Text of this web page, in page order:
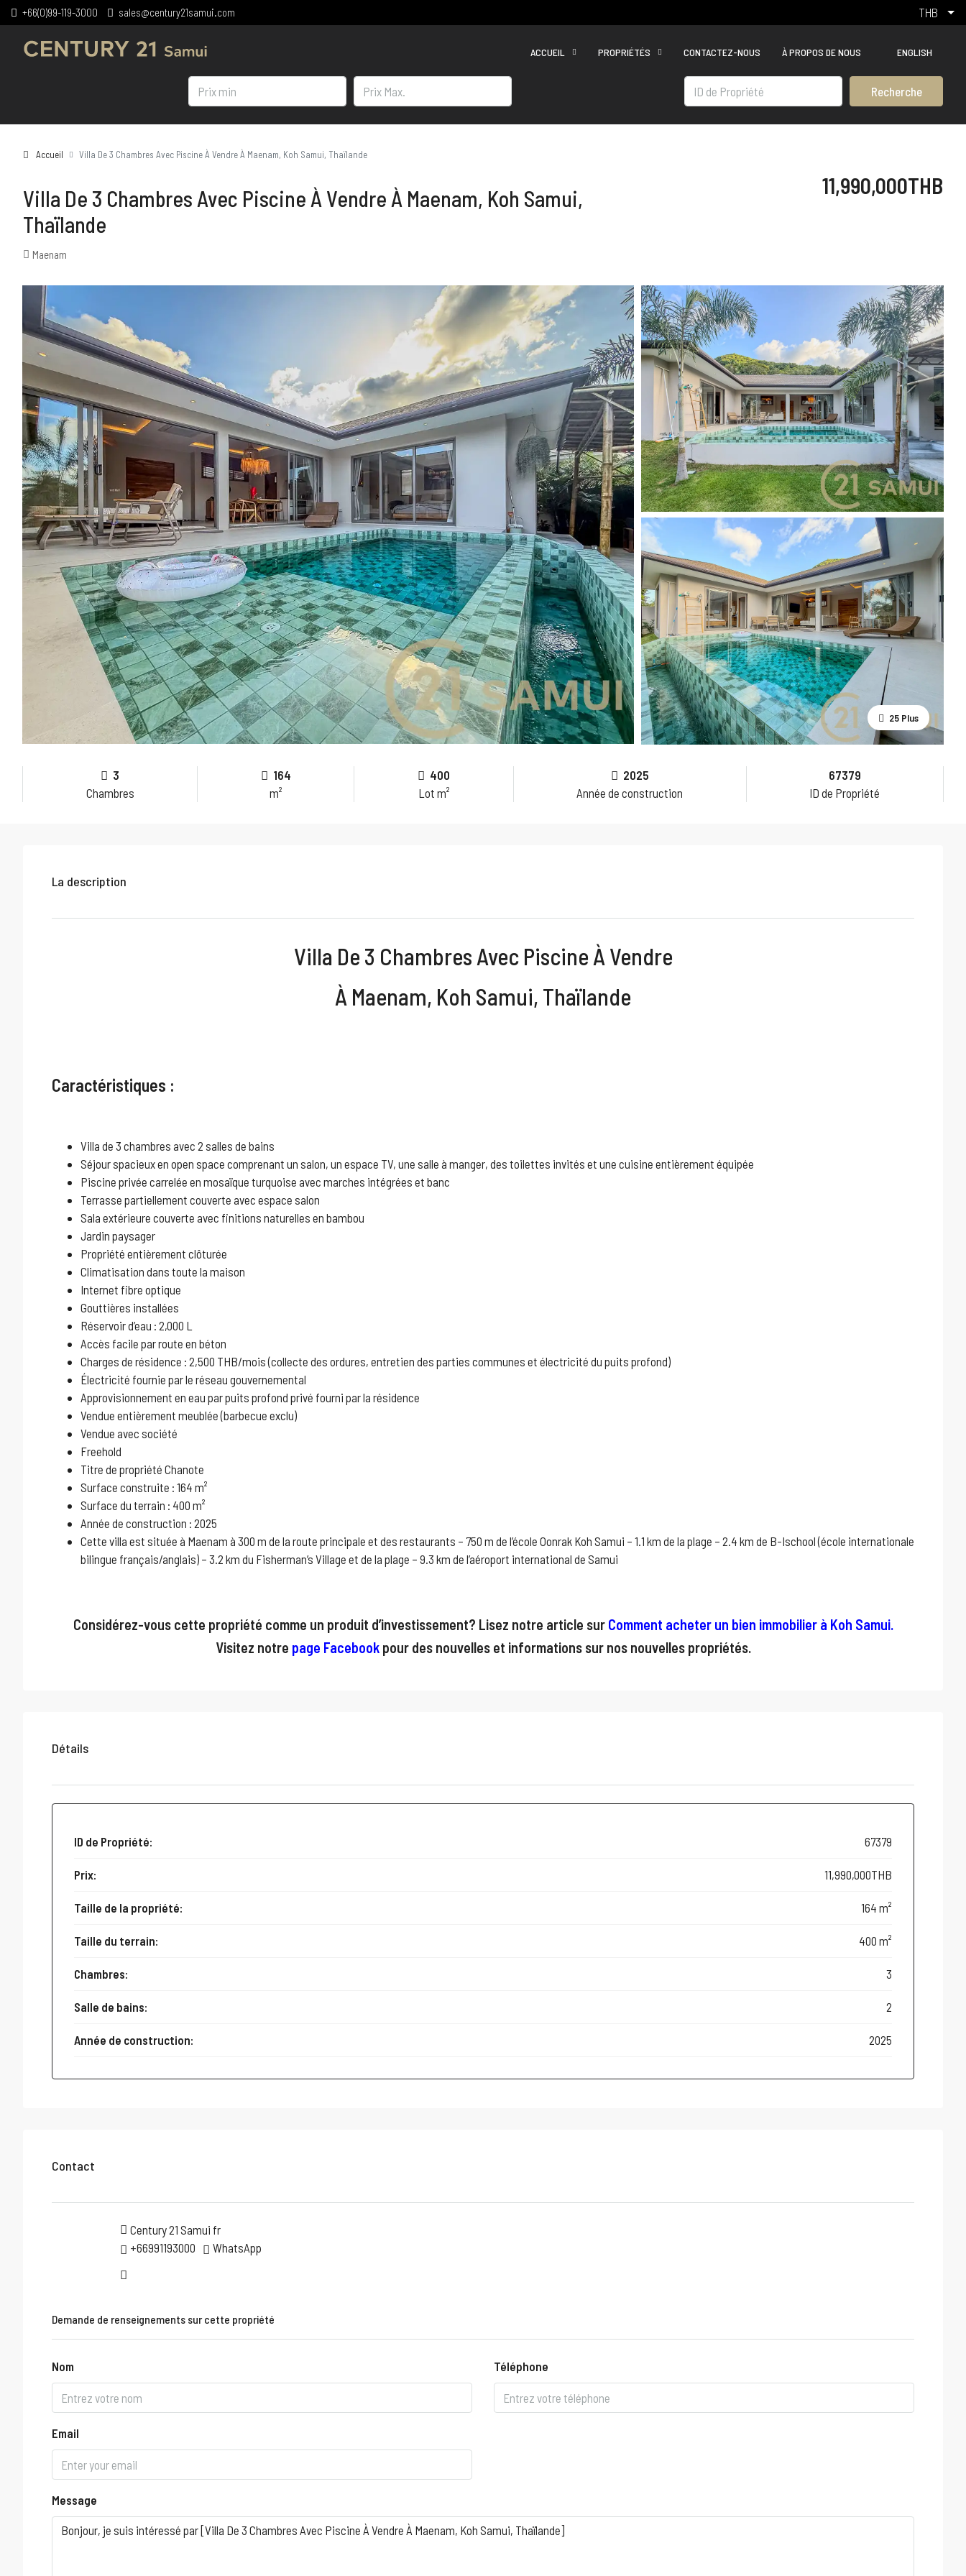
+66(0)99-119-3000 sales@century21samui.com THB
ACCUEIL PROPRIÉTÉS CONTACTEZ-NOUS À PROPOS DE NOUS ENGLISH
Recherche
Accueil Villa De 3 Chambres Avec Piscine À Vendre À Maenam, Koh Samui, Thaïlande
Villa De 3 Chambres Avec Piscine À Vendre À Maenam, Koh Samui,
Thaïlande
11,990,000THB
Maenam
25 Plus
3
Chambres
164
m²
400
Lot m²
2025
Année de construction
67379
ID de Propriété
La description
Villa De 3 Chambres Avec Piscine À Vendre
À Maenam, Koh Samui, Thaïlande
Caractéristiques :
Villa de 3 chambres avec 2 salles de bains
Séjour spacieux en open space comprenant un salon, un espace TV, une salle à manger, des toilettes invités et une cuisine entièrement équipée
Piscine privée carrelée en mosaïque turquoise avec marches intégrées et banc
Terrasse partiellement couverte avec espace salon
Sala extérieure couverte avec finitions naturelles en bambou
Jardin paysager
Propriété entièrement clôturée
Climatisation dans toute la maison
Internet fibre optique
Gouttières installées
Réservoir d’eau : 2,000 L
Accès facile par route en béton
Charges de résidence : 2,500 THB/mois (collecte des ordures, entretien des parties communes et électricité du puits profond)
Électricité fournie par le réseau gouvernemental
Approvisionnement en eau par puits profond privé fourni par la résidence
Vendue entièrement meublée (barbecue exclu)
Vendue avec société
Freehold
Titre de propriété Chanote
Surface construite : 164 m²
Surface du terrain : 400 m²
Année de construction : 2025
Cette villa est située à Maenam à 300 m de la route principale et des restaurants – 750 m de l’école Oonrak Koh Samui – 1.1 km de la plage – 2.4 km de B-Ischool (école internationale
bilingue français/anglais) – 3.2 km du Fisherman’s Village et de la plage – 9.3 km de l’aéroport international de Samui
Considérez-vous cette propriété comme un produit d’investissement? Lisez notre article sur Comment acheter un bien immobilier à Koh Samui.
Visitez notre page Facebook pour des nouvelles et informations sur nos nouvelles propriétés.
Détails
ID de Propriété: 67379
Prix: 11,990,000THB
Taille de la propriété: 164 m²
Taille du terrain: 400 m²
Chambres: 3
Salle de bains: 2
Année de construction: 2025
Contact
Century 21 Samui fr
+66991193000
WhatsApp
Demande de renseignements sur cette propriété
Nom Téléphone
Email
Message